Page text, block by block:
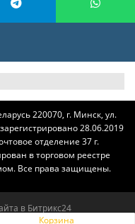
Корзина
220070, г. Минск, ул.
28.06.2019
отделение 37 г.
в торговом реестре
Все права защищены.
в Битрикс24